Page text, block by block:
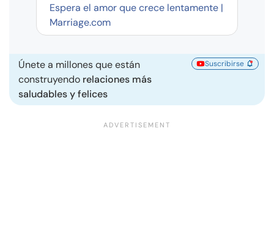
Espera el amor que crece lentamente |
Marriage.com
Únete a millones que están
construyendo relaciones más
saludables y felices
Suscribirse